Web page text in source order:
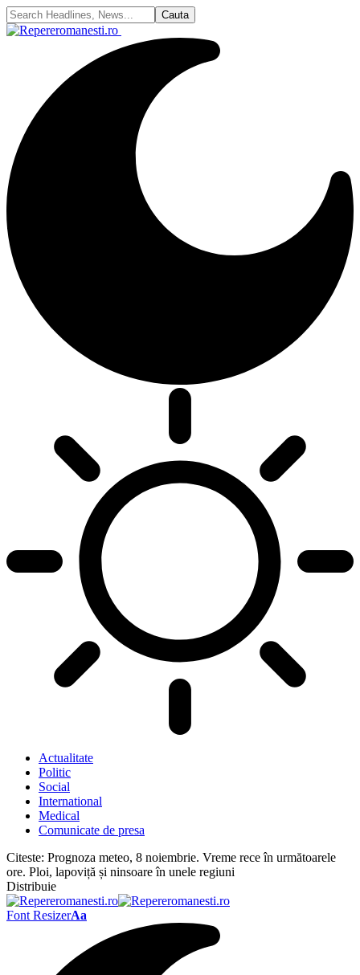
Actualitate
Politic
Social
International
Medical
Comunicate de presa
Citeste: Prognoza meteo, 8 noiembrie. Vreme rece în următoarele
ore. Ploi, lapoviță și ninsoare în unele regiuni
Distribuie
Font ResizerAa